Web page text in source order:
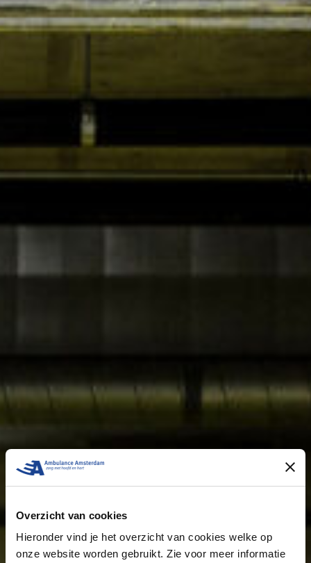
Overzicht van cookies
Hieronder vind je het overzicht van cookies welke op
onze website worden gebruikt. Zie voor meer informatie